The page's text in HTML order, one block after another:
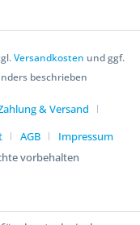
Versandkosten und ggf.
beschrieben
& Versand
AGB
Impressum
vorbehalten